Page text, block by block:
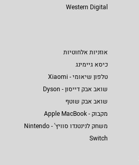
Western Digital
אוזניות אלחוטיות
כיסא גיימינג
טלפון שיאומי - Xiaomi
שואב אבק דייסון - Dyson
שואב אבק שוטף
מקבוק - Apple MacBook
משחק לנינטנדו סוויץ' - Nintendo
Switch